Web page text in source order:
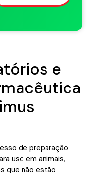
e
de preparação
uso em animais,
que não estão